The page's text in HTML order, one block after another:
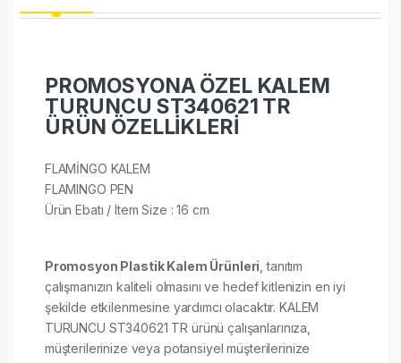
PROMOSYONA ÖZEL KALEM
TURUNCU ST340621 TR
ÜRÜN ÖZELLİKLERİ
FLAMİNGO KALEM
FLAMINGO PEN
Ürün Ebatı / Item Size : 16 cm
Promosyon Plastik Kalem Ürünleri , tanıtım
çalışmanızın kaliteli olmasını ve hedef kitlenizin en iyi
şekilde etkilenmesine yardımcı olacaktır. KALEM
TURUNCU ST340621 TR ürünü çalışanlarınıza,
müşterilerinize veya potansiyel müşterilerinize